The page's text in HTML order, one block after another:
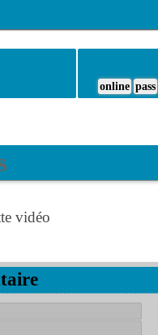
online pass
vidéo